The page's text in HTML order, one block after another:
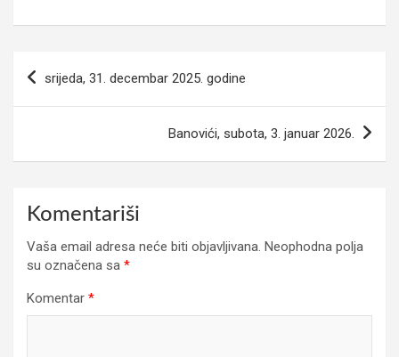
članaka
srijeda, 31. decembar 2025. godine
Banovići, subota, 3. januar 2026.
Komentariši
Vaša email adresa neće biti objavljivana. Neophodna polja
su označena sa *
Komentar *